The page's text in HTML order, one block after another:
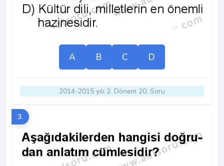
A B C D
2014-2015 yılı 2. Dönem 20. Soru
3.